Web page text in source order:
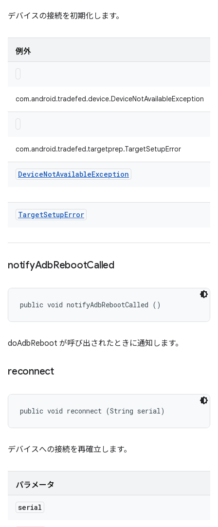
デバイスの接続を初期化します。
例外
com.android.tradefed.device.DeviceNotAvailableException
com.android.tradefed.targetprep.TargetSetupError
DeviceNotAvailableException
TargetSetupError
notifyAdbRebootCalled
public void notifyAdbRebootCalled ()
doAdbReboot が呼び出されたときに通知します。
reconnect
public void reconnect (String serial)
デバイスへの接続を再確立します。
パラメータ
serial